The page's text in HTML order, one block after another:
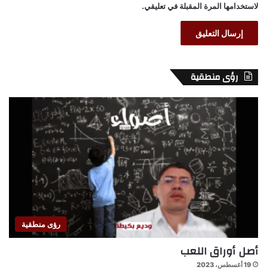
لاستخدامها المرة المقبلة في تعليقي.
رؤى منطقية
رؤى منطقية
أصل أوراق اللعب
19 أغسطس، 2023